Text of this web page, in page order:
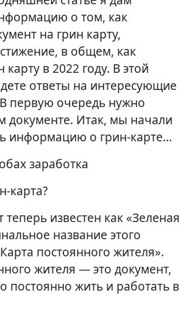
о том, как
на грин карту,
в общем, как
карту в 2022 году. В этой
ответы на интересующие
первую очередь нужно
документе. Итак, мы начали
информацию о грин-карте…
заработка
карта?
теперь известен как «Зеленая
название этого
постоянного жителя».
жителя — это документ,
жить и работать в